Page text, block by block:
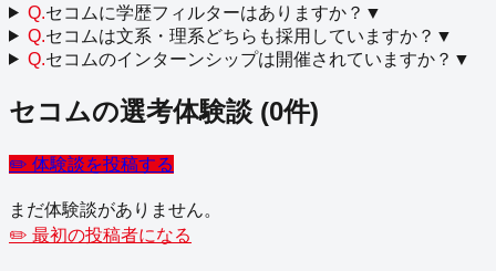
Q.セコムに学歴フィルターはありますか？ ▼
Q.セコムは文系・理系どちらも採用していますか？ ▼
Q.セコムのインターンシップは開催されていますか？ ▼
セコムの選考体験談 (0件)
✏️ 体験談を投稿する
まだ体験談がありません。
✏️ 最初の投稿者になる